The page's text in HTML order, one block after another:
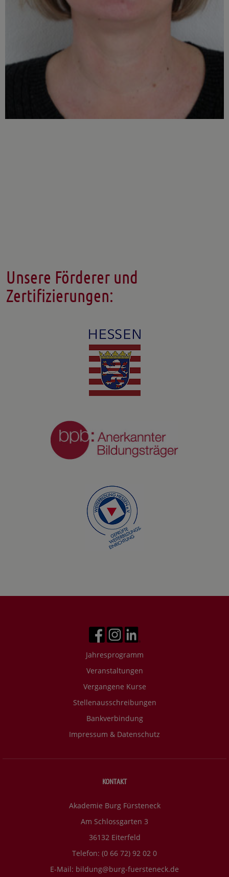
Unsere Förderer und
Zertifizierungen:
Jahresprogramm
Veranstaltungen
Vergangene Kurse
Stellenausschreibungen
Bankverbindung
Impressum & Datenschutz
KONTAKT
Akademie Burg Fürsteneck
Am Schlossgarten 3
36132 Eiterfeld
Telefon: (0 66 72) 92 02 0
E-Mail: bildung@burg-fuersteneck.de